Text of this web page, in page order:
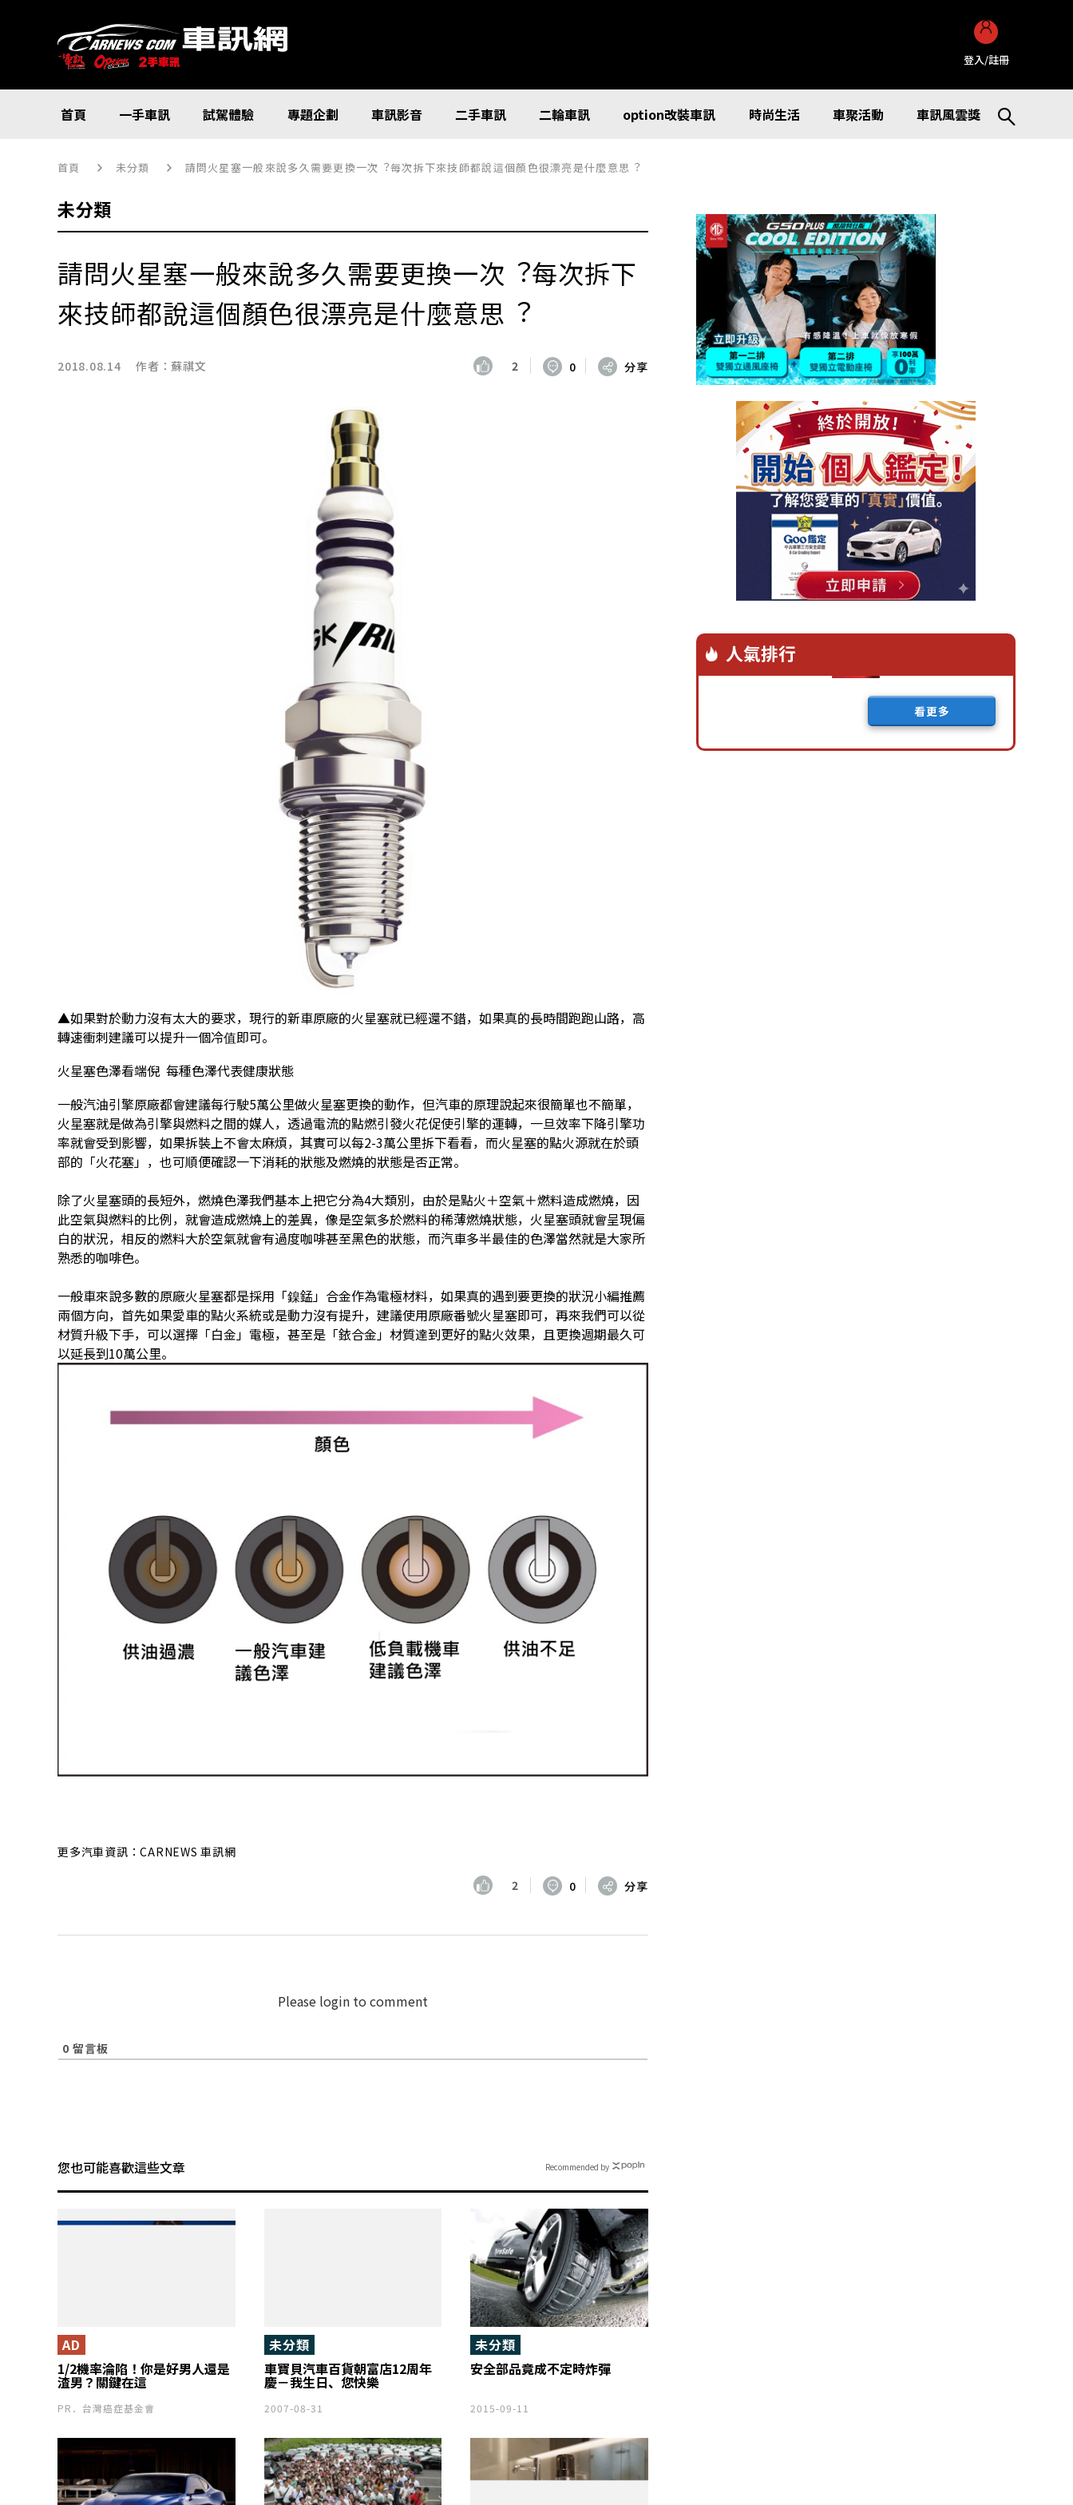
登入/註冊
首頁 一手車訊 試駕體驗 專題企劃 車訊影音 二手車訊 二輪車訊 option改裝車訊 時尚生活 車聚活動 車訊風雲獎
首頁 未分類 請問火星塞一般來說多久需要更換一次︖每次拆下來技師都說這個顏色很漂亮是什麼意思︖
未分類
請問火星塞一般來說多久需要更換一次︖每次拆下
來技師都說這個顏色很漂亮是什麼意思︖
2018.08.14 作者：蘇祺文 2 0 分享
▲如果對於動力沒有太大的要求，現行的新車原廠的火星塞就已經還不錯，如果真的長時間跑跑山路，高
轉速衝刺建議可以提升一個冷值即可。
火星塞色澤看端倪 每種色澤代表健康狀態
一般汽油引擎原廠都會建議每行駛5萬公里做火星塞更換的動作，但汽車的原理說起來很簡單也不簡單，
火星塞就是做為引擎與燃料之間的媒人，透過電流的點燃引發火花促使引擎的運轉，一旦效率下降引擎功
率就會受到影響，如果拆裝上不會太麻煩，其實可以每2-3萬公里拆下看看，而火星塞的點火源就在於頭
部的「火花塞」，也可順便確認一下消耗的狀態及燃燒的狀態是否正常。
除了火星塞頭的長短外，燃燒色澤我們基本上把它分為4大類別，由於是點火＋空氣＋燃料造成燃燒，因
此空氣與燃料的比例，就會造成燃燒上的差異，像是空氣多於燃料的稀薄燃燒狀態，火星塞頭就會呈現偏
白的狀況，相反的燃料大於空氣就會有過度咖啡甚至黑色的狀態，而汽車多半最佳的色澤當然就是大家所
熟悉的咖啡色。
一般車來說多數的原廠火星塞都是採用「鎳錳」合金作為電極材料，如果真的遇到要更換的狀況小編推薦
兩個方向，首先如果愛車的點火系統或是動力沒有提升，建議使用原廠番號火星塞即可，再來我們可以從
材質升級下手，可以選擇「白金」電極，甚至是「銥合金」材質達到更好的點火效果，且更換週期最久可
以延長到10萬公里。
更多汽車資訊：CARNEWS 車訊網
2 0 分享
Please login to comment
0 留言板
您也可能喜歡這些文章
1/2機率淪陷！你是好男人還是
渣男？關鍵在這
AD
PR．台灣癌症基金會
車寶貝汽車百貨朝富店12周年
慶－我生日、您快樂
未分類
2007-08-31
安全部品竟成不定時炸彈
未分類
2015-09-11
Recommended by
人氣排行
看更多